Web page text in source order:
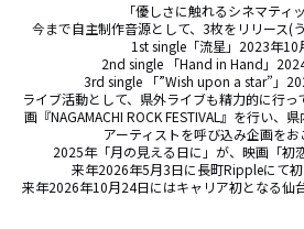
「優しさに触れるシネマティ
今まで自主制作音源として、3枚をリリース(
1st single「流星」2023年10
2nd single 「Hand in Hand」
3rd single 「”Wish upon a star”」
ライブ活動として、県外ライブも精力的に行
画『NAGAMACHI ROCK FESTIVAL』を行い、
アーティストを呼び込み企画をお
2025年「月の見える日に」が、映画「初
来年2026年5月3日に長町Rippleにて初
来年2026年10月24日にはキャリア初となる仙